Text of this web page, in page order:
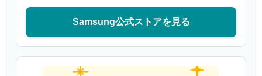
Samsung公式ストアを見る